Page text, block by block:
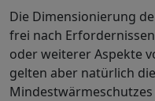
Die Dimensionierung
frei nach
oder weiterer Aspekte
gelten aber natürlich